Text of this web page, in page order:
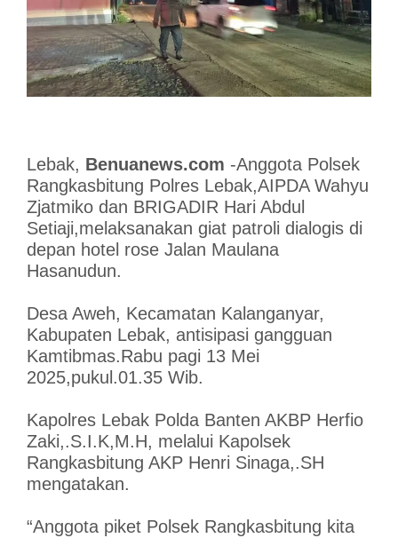
Lebak, Benuanews.com -Anggota Polsek
Rangkasbitung Polres Lebak,AIPDA Wahyu
Zjatmiko dan BRIGADIR Hari Abdul
Setiaji,melaksanakan giat patroli dialogis di
depan hotel rose Jalan Maulana
Hasanudun.
Desa Aweh, Kecamatan Kalanganyar,
Kabupaten Lebak, antisipasi gangguan
Kamtibmas.Rabu pagi 13 Mei
2025,pukul.01.35 Wib.
Kapolres Lebak Polda Banten AKBP Herfio
Zaki,.S.I.K,M.H, melalui Kapolsek
Rangkasbitung AKP Henri Sinaga,.SH
mengatakan.
“Anggota piket Polsek Rangkasbitung kita